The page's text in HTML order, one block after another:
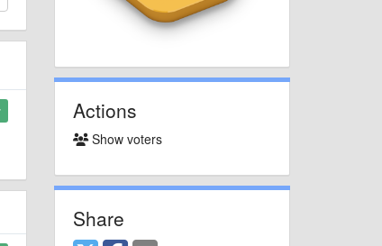
Actions
Show voters
Share